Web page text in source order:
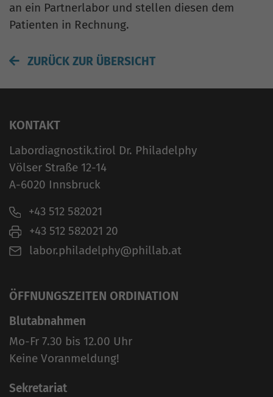
an ein Partnerlabor und stellen diesen dem
Patienten in Rechnung.
ZURÜCK ZUR ÜBERSICHT
KONTAKT
Labordiagnostik.tirol Dr. Philadelphy
Völser Straße 12-14
A-6020 Innsbruck
+43 512 582021
+43 512 582021 20
labor.philadelphy@phillab.at
ÖFFNUNGSZEITEN ORDINATION
Blutabnahmen
Mo-Fr 7.30 bis 12.00 Uhr
Keine Voranmeldung!
Sekretariat